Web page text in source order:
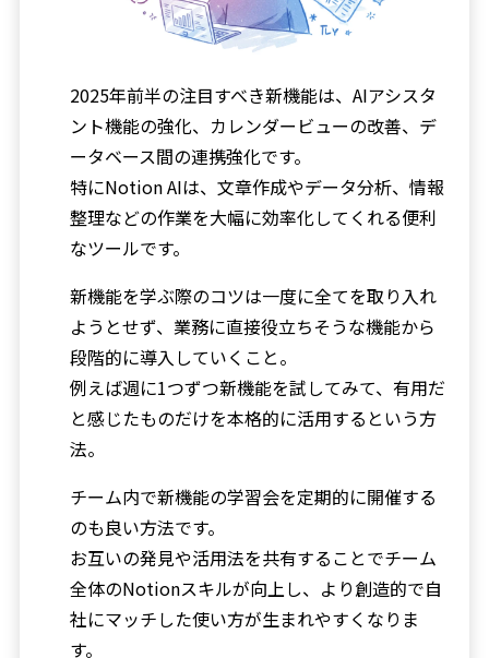
2025年前半の注目すべき新機能は、AIアシスタ
ント機能の強化、カレンダービューの改善、デ
ータベース間の連携強化です。
特にNotion AIは、文章作成やデータ分析、情報
整理などの作業を大幅に効率化してくれる便利
なツールです。
新機能を学ぶ際のコツは一度に全てを取り入れ
ようとせず、業務に直接役立ちそうな機能から
段階的に導入していくこと。
例えば週に1つずつ新機能を試してみて、有用だ
と感じたものだけを本格的に活用するという方
法。
チーム内で新機能の学習会を定期的に開催する
のも良い方法です。
お互いの発見や活用法を共有することでチーム
全体のNotionスキルが向上し、より創造的で自
社にマッチした使い方が生まれやすくなりま
す。